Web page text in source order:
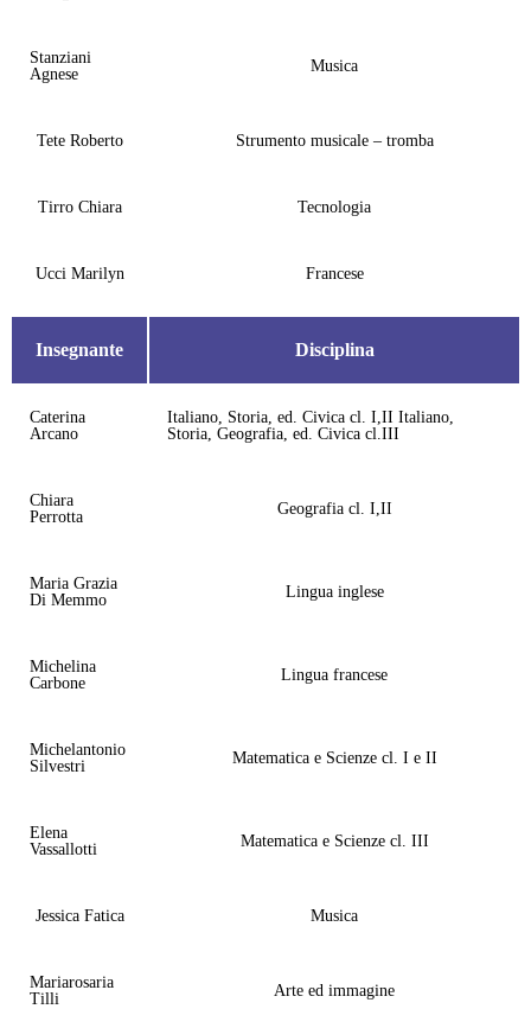
Stanziani
Agnese
Musica
Tete Roberto Strumento musicale – tromba
Tirro Chiara Tecnologia
Ucci Marilyn Francese
Insegnante Disciplina
Caterina
Arcano
Italiano, Storia, ed. Civica cl. I,II Italiano,
Storia, Geografia, ed. Civica cl.III
Chiara
Perrotta
Geografia cl. I,II
Maria Grazia
Di Memmo
Lingua inglese
Michelina
Carbone
Lingua francese
Michelantonio
Silvestri
Matematica e Scienze cl. I e II
Elena
Vassallotti
Matematica e Scienze cl. III
Jessica Fatica Musica
Mariarosaria
Tilli
Arte ed immagine